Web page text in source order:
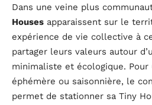
Dans une veine plus
Houses apparaissent sur le
expérience de vie collective à
partager leurs valeurs autour
minimaliste et écologique.
éphémère ou saisonnière, le
permet de stationner sa Tiny